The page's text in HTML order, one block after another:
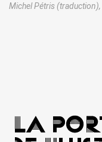
Michel Pétris (traduction),